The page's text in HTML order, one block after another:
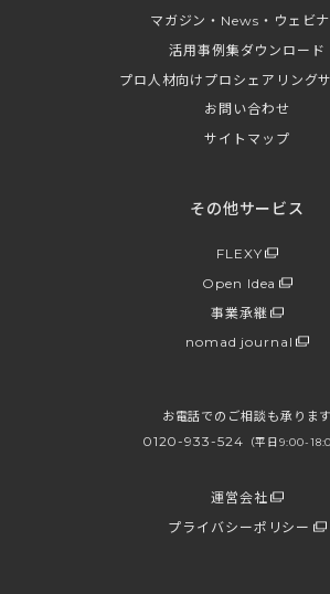
マガジン・News・ウェビ
活用事例集ダウンロード
プロ人材向けプロシェアリング
お問い合わせ
サイトマップ
その他サービス
FLEXY
Open Idea
事業承継
nomad journal
お電話でのご相談も承ります
0120-933-524 （平日9:00-
運営会社
プライバシーポリシー